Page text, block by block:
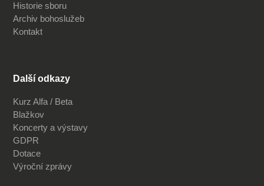
Historie sboru
Archiv bohoslužeb
Kontakt
Další odkazy
Kurz Alfa / Beta
Blažkov
Koncerty a výstavy
GDPR
Dotace
Výroční zprávy